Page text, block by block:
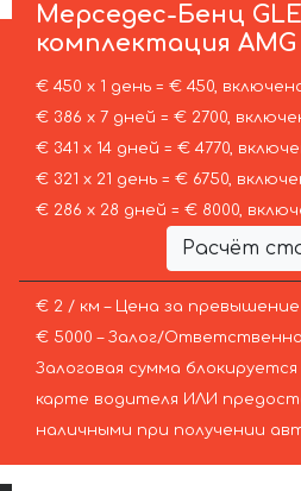
Мерседес-Бенц
комплектация AMG
€ 450 х 1 день = € 450,
€ 386 х 7 дней = € 2700,
€ 341 х 14 дней = € 4770,
€ 321 х 21 день = € 6750,
€ 286 х 28 дней = € 8000,
Расчёт
€ 2 / км – Цена за
€ 5000 – Залог/
Залоговая сумма
карте водителя ИЛИ
наличными при получении